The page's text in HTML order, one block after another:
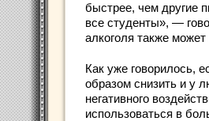
быстрее, чем другие
все студенты», —
алкоголя также
Как уже говорилось,
образом снизить и у
негативного
использоваться в